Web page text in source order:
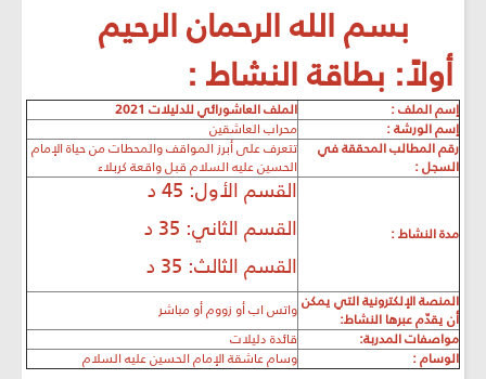
بسم الله الرحمان الرحيم
أولاً: بطاقة النشاط :
إسم الملف :
الملف العاشورائي للدليلات 2021
إسم الورشة :
محراب العاشقين
رقم المطالب المحققة في
السجل :
تتعرف على أبرز المواقف والمحطات من حياة الإمام
الحسين عليه السلام قبل واقعة كربلاء
مدة النشاط :
القسم الأول: 45 د
القسم الثاني: 35 د
القسم الثالث: 35 د
المنصة الإلكترونية التي يمكن
أن يقدم عبرها النشاط:
واتس اب أو زووم أو مباشر
مواصفات المدربة:
قائدة دليلات
الوسام :
وسام عاشقة الإمام الحسين عليه السلام